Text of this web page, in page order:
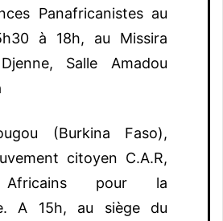
Panafricanistes au
à 18h, au Missira
Salle Amadou
(Burkina Faso),
citoyen C.A.R,
Africains pour la
A 15h, au siège du